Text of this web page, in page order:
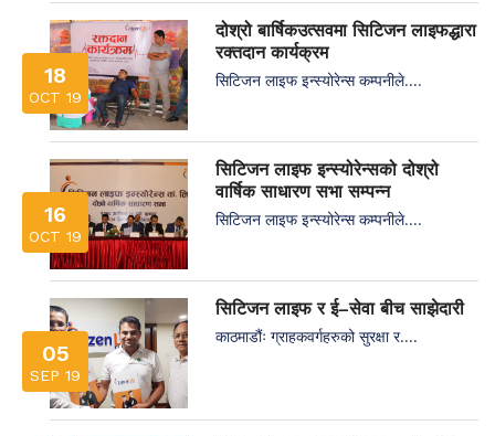
18
OCT 19
दोश्रो बार्षिकउत्सवमा सिटिजन लाइफद्धारा
रक्तदान कार्यक्रम
सिटिजन लाइफ इन्स्योरेन्स कम्पनीले....
16
OCT 19
सिटिजन लाइफ इन्स्योरेन्सको दोश्रो
वार्षिक साधारण सभा सम्पन्न
सिटिजन लाइफ इन्स्योरेन्स कम्पनीले....
05
SEP 19
सिटिजन लाइफ र ई–सेवा बीच साझेदारी
काठमाडौंः ग्राहकवर्गहरुको सुरक्षा र....